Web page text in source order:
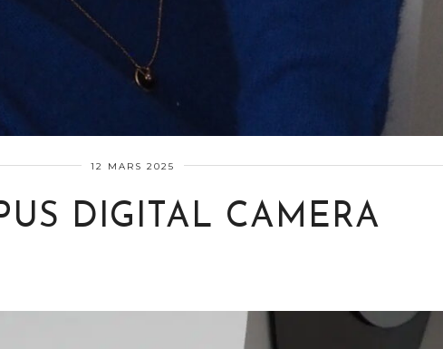
12 MARS 2025
DIGITAL CAMERA